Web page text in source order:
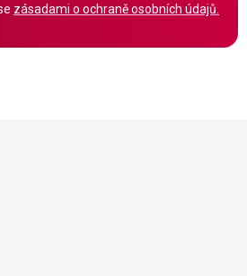
zásadami o ochraně osobních údajů.